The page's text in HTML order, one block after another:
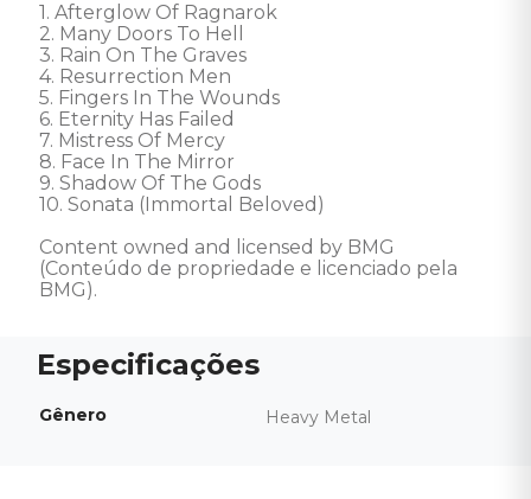
1. Afterglow Of Ragnarok
2. Many Doors To Hell
3. Rain On The Graves
4. Resurrection Men
5. Fingers In The Wounds
6. Eternity Has Failed
7. Mistress Of Mercy
8. Face In The Mirror
9. Shadow Of The Gods
10. Sonata (Immortal Beloved)
Content owned and licensed by BMG
(Conteúdo de propriedade e licenciado pela
BMG).
Gênero Heavy Metal